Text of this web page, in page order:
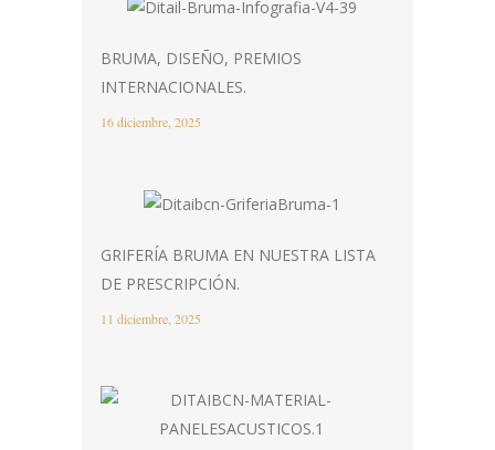
BRUMA, DISEÑO, PREMIOS
INTERNACIONALES.
16 diciembre, 2025
GRIFERÍA BRUMA EN NUESTRA LISTA
DE PRESCRIPCIÓN.
11 diciembre, 2025